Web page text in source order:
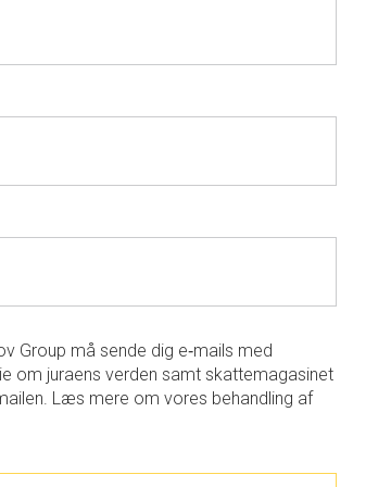
Group må sende dig e‑mails med
om juraens verden samt skattemagasinet
Læs mere om vores behandling af